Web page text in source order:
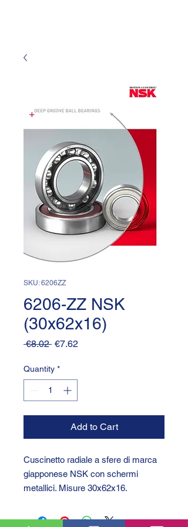
SKU: 6206ZZ
6206-ZZ NSK
(30x62x16)
€8.02 Regular
€7.62
Quantity *
Add to Cart
Cuscinetto radiale a sfere di marca
giapponese NSK con schermi
metallici. Misure 30x62x16.